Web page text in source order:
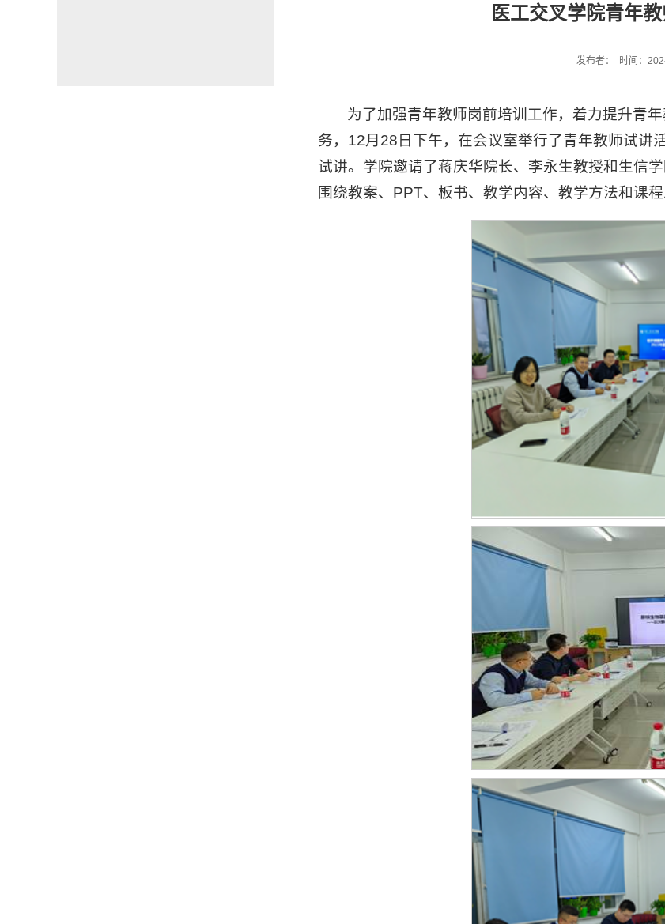
医工交叉学院青年
发布者： 时间：
为了加强青年教师岗前培训工作，着力提升青
务，12月28日下午，在会议室举行了青年教师试讲
试讲。学院邀请了蒋庆华院长、李永生教授和生信
围绕教案、PPT、板书、教学内容、教学方法和课